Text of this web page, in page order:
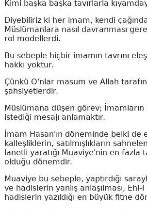
Kimi başka başka tavırlarla
Diyebiliriz ki her imam, kendi
Müslümanlara nasıl davranması
rol modellerdi.
Bu sebeple hiçbir imamın tavrını
hakkı yoktur.
Çünkü O'nlar masum ve Allah
şahsiyetlerdir.
Müslümana düşen görev;
istediği mesajı anlamaktır.
İmam Hasan'ın döneminde belki de
kalleşliklerin, satılmışlıkların
lanetli yaratığı Muaviye'nin en fazla
olduğu dönemdir.
Muaviye bu sebeple, yaptırdığı
ve hadislerin yanlış anlaşılması, Ehl-i
hadislerin yazıldığı en büyük fitne